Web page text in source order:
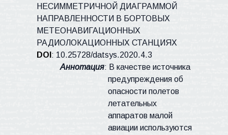
НЕСИММЕТРИЧНОЙ ДИАГРАММОЙ
НАПРАВЛЕННОСТИ В БОРТОВЫХ
МЕТЕОНАВИГАЦИОННЫХ
РАДИОЛОКАЦИОННЫХ СТАНЦИЯХ
DOI : 10.25728/datsys.2020.4.3
Аннотация: В качестве источника
предупреждения об
опасности полетов
летательных
аппаратов малой
авиации используются